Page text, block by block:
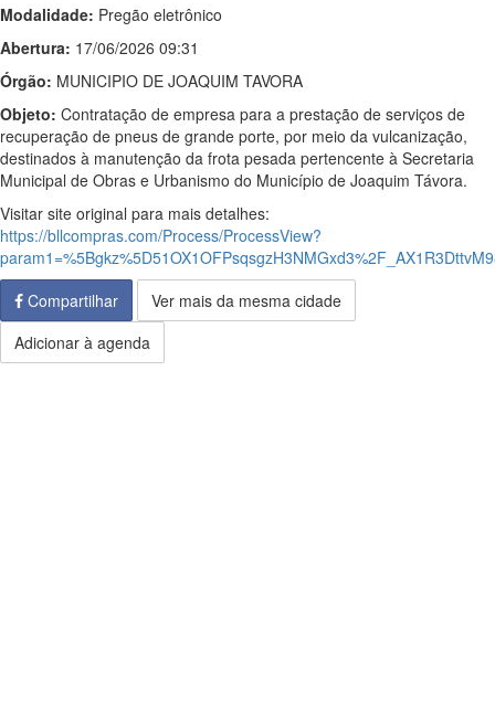
Modalidade: Pregão eletrônico
Abertura: 17/06/2026 09:31
Órgão: MUNICIPIO DE JOAQUIM TAVORA
Objeto: Contratação de empresa para a prestação de serviços de
recuperação de pneus de grande porte, por meio da vulcanização,
destinados à manutenção da frota pesada pertencente à Secretaria
Municipal de Obras e Urbanismo do Município de Joaquim Távora.
Visitar site original para mais detalhes:
https://bllcompras.com/Process/ProcessView?
Compartilhar
Ver mais da mesma cidade
Adicionar à agenda